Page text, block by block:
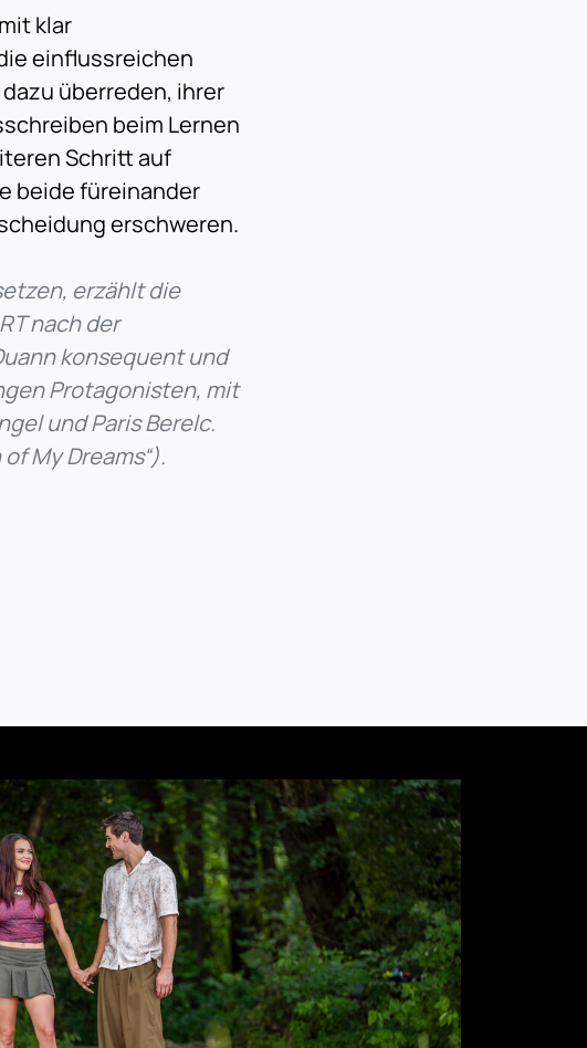
klar
einflussreichen
überreden, ihrer
beim Lernen
Schritt auf
beide füreinander
erschweren.
erzählt die
nach der
konsequent und
Protagonisten, mit
und Paris Berelc.
My Dreams“).